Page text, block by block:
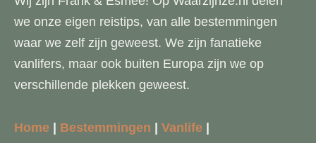
we onze eigen reistips, van alle bestemmingen
waar we zelf zijn geweest. We zijn fanatieke
vanlifers, maar ook buiten Europa zijn we op
verschillende plekken geweest.
Home | Bestemmingen | Vanlife |